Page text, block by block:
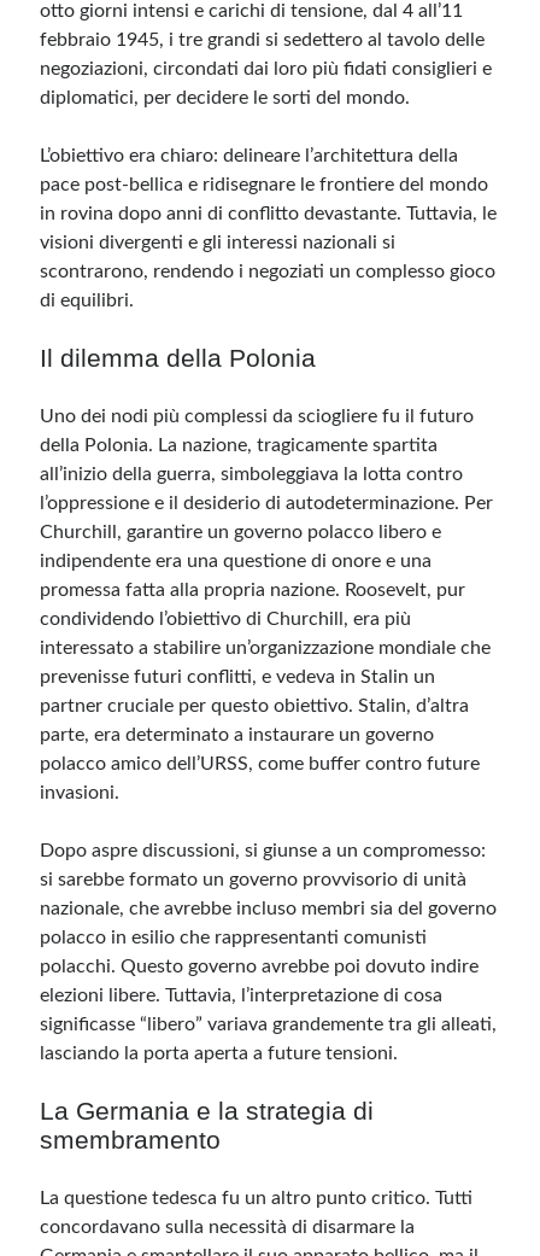
otto giorni intensi e carichi di tensione, dal 4 all’11
febbraio 1945, i tre grandi si sedettero al tavolo delle
negoziazioni, circondati dai loro più fidati consiglieri e
diplomatici, per decidere le sorti del mondo.
L’obiettivo era chiaro: delineare l’architettura della
pace post-bellica e ridisegnare le frontiere del mondo
in rovina dopo anni di conflitto devastante. Tuttavia, le
visioni divergenti e gli interessi nazionali si
scontrarono, rendendo i negoziati un complesso gioco
di equilibri.
Il dilemma della Polonia
Uno dei nodi più complessi da sciogliere fu il futuro
della Polonia. La nazione, tragicamente spartita
all’inizio della guerra, simboleggiava la lotta contro
l’oppressione e il desiderio di autodeterminazione. Per
Churchill, garantire un governo polacco libero e
indipendente era una questione di onore e una
promessa fatta alla propria nazione. Roosevelt, pur
condividendo l’obiettivo di Churchill, era più
interessato a stabilire un’organizzazione mondiale che
prevenisse futuri conflitti, e vedeva in Stalin un
partner cruciale per questo obiettivo. Stalin, d’altra
parte, era determinato a instaurare un governo
polacco amico dell’URSS, come buffer contro future
invasioni.
Dopo aspre discussioni, si giunse a un compromesso:
si sarebbe formato un governo provvisorio di unità
nazionale, che avrebbe incluso membri sia del governo
polacco in esilio che rappresentanti comunisti
polacchi. Questo governo avrebbe poi dovuto indire
elezioni libere. Tuttavia, l’interpretazione di cosa
significasse “libero” variava grandemente tra gli alleati,
lasciando la porta aperta a future tensioni.
La Germania e la strategia di
smembramento
La questione tedesca fu un altro punto critico. Tutti
concordavano sulla necessità di disarmare la